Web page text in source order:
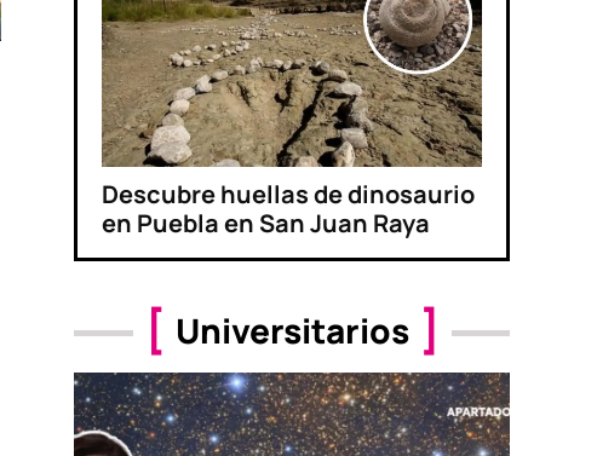
Descubre huellas de dinosaurio
en Puebla en San Juan Raya
Universitarios